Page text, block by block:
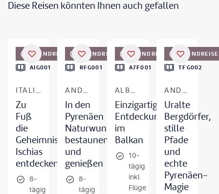
Diese Reisen könnten Ihnen auch gefallen
DEAL RUNDREISE
AIG001
ITALIEN - KAMPANIEN
Zu
Fuß
die
Geheimnisse
Ischias
entdecken
8-
tägig
RUNDREISE
RFG001
ANDORRA
In den
Pyrenäen
Naturwunder
bestaunen
und
genießen
8-
tägig
RUNDREISE
A7F001
ALBANIEN, NORDMAZEDONIEN & KOSOVO
Einzigartige
Entdeckungen
im
Balkan
10-
tägig
inkl.
Flüge
RUNDREISE
TFG002
ANDORRA - SPANIEN - FRANKREICH
Uralte
Bergdörfer,
stille
Pfade
und
echte
Pyrenäen-
Magie